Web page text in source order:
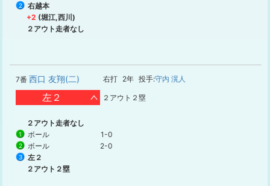
2
右越本
+2 (堀江,西川)
２アウト走者なし
7番 西口 友翔(二) 右打 2年 投手:守内 滉人
左２ ２アウト２塁
２アウト走者なし
1 ボール 1-0
2 ボール 2-0
3
左２
２アウト２塁